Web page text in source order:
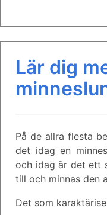
Lär dig
På de allra flesta
det idag en
och idag är det ett
till och minnas den
Det som